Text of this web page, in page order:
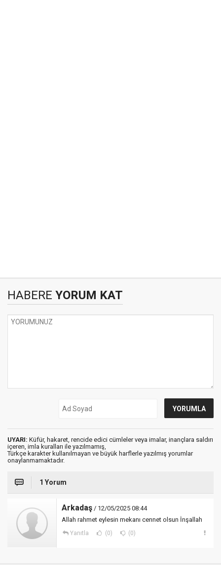
HABERE YORUM KAT
UYARI: Küfür, hakaret, rencide edici cümleler veya imalar, inançlara saldırı
içeren, imla kuralları ile yazılmamış,
Türkçe karakter kullanılmayan ve büyük harflerle yazılmış yorumlar
onaylanmamaktadır.
1 Yorum
Arkadaş / 12/05/2025 08:44
Allah rahmet eylesin mekanı cennet olsun İnşallah
Yanıtla (0) (0)